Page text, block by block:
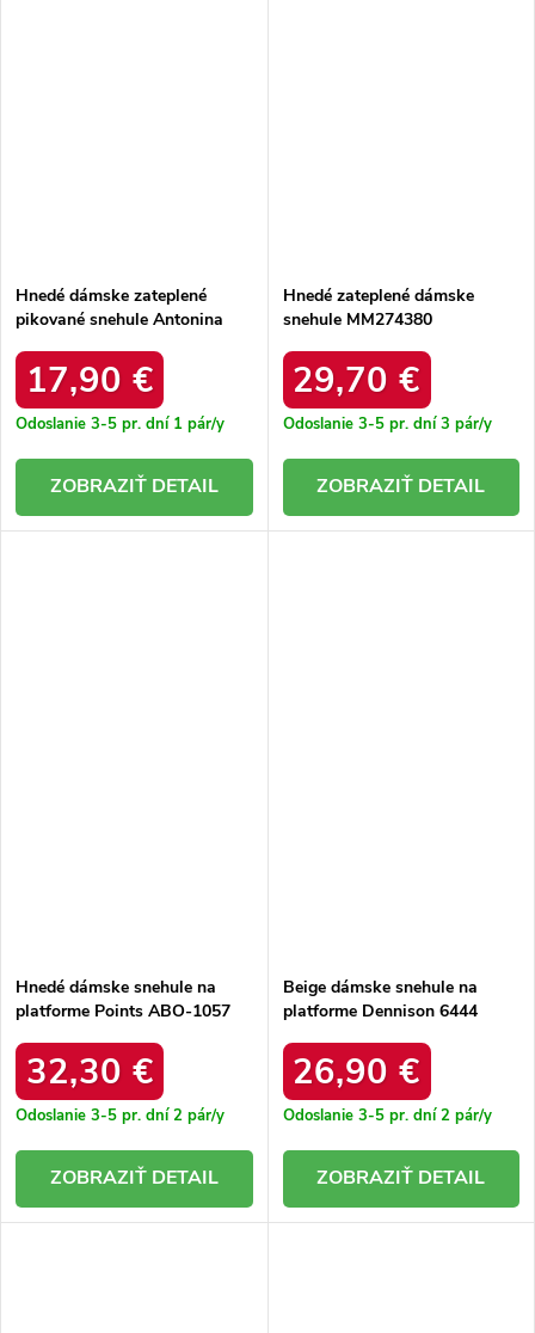
Hnedé dámske zateplené
pikované snehule Antonina
27061-B
17,90 €
Odoslanie 3-5 pr. dní 1 pár/y
DETAIL
Hnedé zateplené dámske
snehule MM274380
29,70 €
Odoslanie 3-5 pr. dní3 pár/y
DETAIL
Hnedé dámske snehule na
platforme Points ABO-1057
32,30 €
Odoslanie 3-5 pr. dní2 pár/y
DETAIL
Beige dámske snehule na
platforme Dennison 6444
26,90 €
Odoslanie 3-5 pr. dní2 pár/y
DETAIL